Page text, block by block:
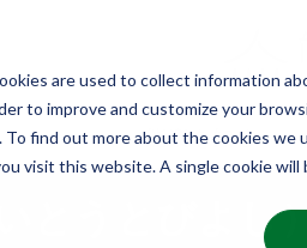
are used to collect information
to improve and customize your
find out more about the cookies we
visit this website. A single cookie
能楽を知る
とうとびよし